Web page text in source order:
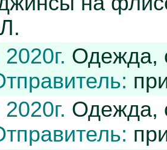
Одежда,
Одежда,